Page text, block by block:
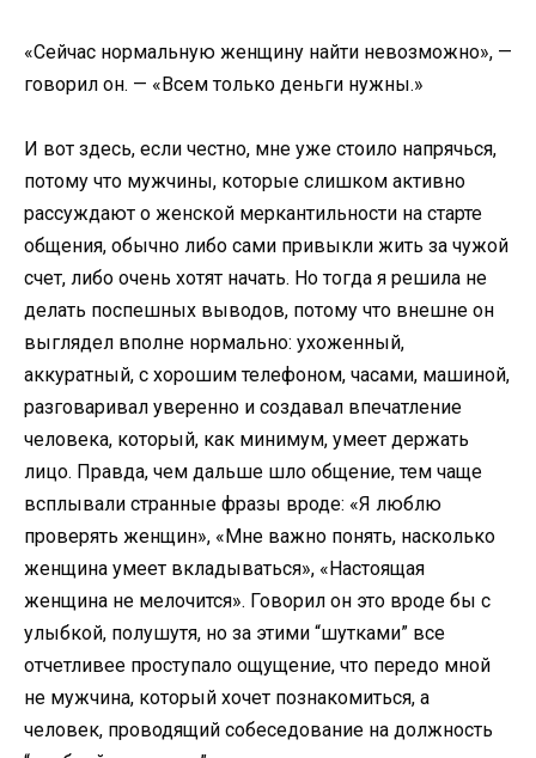
«Сейчас нормальную женщину найти невозможно», —
говорил он. — «Всем только деньги нужны.»
И вот здесь, если честно, мне уже стоило напрячься,
потому что мужчины, которые слишком активно
рассуждают о женской меркантильности на старте
общения, обычно либо сами привыкли жить за чужой
счет, либо очень хотят начать. Но тогда я решила не
делать поспешных выводов, потому что внешне он
выглядел вполне нормально: ухоженный,
аккуратный, с хорошим телефоном, часами, машиной,
разговаривал уверенно и создавал впечатление
человека, который, как минимум, умеет держать
лицо. Правда, чем дальше шло общение, тем чаще
всплывали странные фразы вроде: «Я люблю
проверять женщин», «Мне важно понять, насколько
женщина умеет вкладываться», «Настоящая
женщина не мелочится». Говорил он это вроде бы с
улыбкой, полушутя, но за этими “шутками” все
отчетливее проступало ощущение, что передо мной
не мужчина, который хочет познакомиться, а
человек, проводящий собеседование на должность